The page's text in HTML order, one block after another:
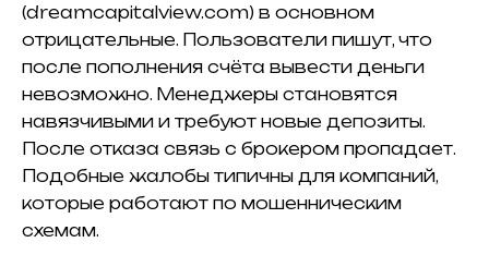
(dreamcapitalview.com) в основном
отрицательные. Пользователи пишут, что
после пополнения счёта вывести деньги
невозможно. Менеджеры становятся
навязчивыми и требуют новые депозиты.
После отказа связь с брокером пропадает.
Подобные жалобы типичны для компаний,
которые работают по мошенническим
схемам.